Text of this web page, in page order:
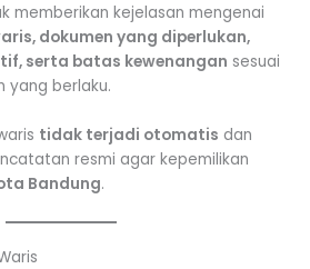
memberikan kejelasan mengenai
dokumen yang diperlukan,
serta batas kewenangan sesuai
yang berlaku.
tidak terjadi otomatis dan
resmi agar kepemilikan
Bandung.